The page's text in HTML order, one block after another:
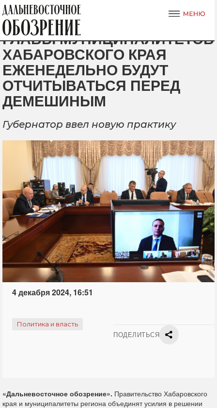
ГЛАВЫ МУНИЦИПАЛИТЕТОВ
ХАБАРОВСКОГО КРАЯ
ЕЖЕНЕДЕЛЬНО БУДУТ
ОТЧИТЫВАТЬСЯ ПЕРЕД
ДЕМЕШИНЫМ
Губернатор ввел новую практику
4 декабря 2024, 16:51
Политика и власть
ПОДЕЛИТЬСЯ
«Дальневосточное обозрение». Правительство Хабаровского
края и муниципалитеты региона объединят усилия в решении